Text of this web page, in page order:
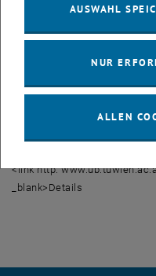
Bibliothekartag konzipiert,
Die Bibliothek als Marke.
9:30 - 16:30 Uhr
Technische Universität Wien
<link http:
_blank>Details
AUSWAHL
NUR
ALLEN